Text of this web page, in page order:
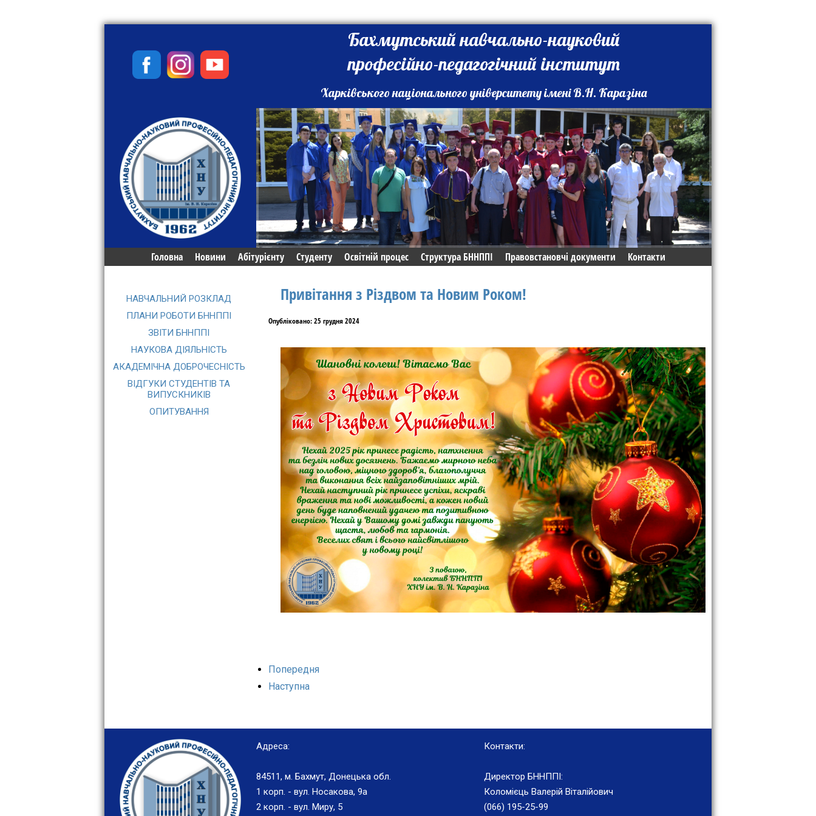
Бахмутський навчально-науковий
професійно-педагогічний інститут
Харківського національного університету імені В.Н. Каразіна
Головна Новини Абітурієнту Студенту Освітній процес Структура БННППІ Правовстановчі документи Контакти
Привітання з Різдвом та Новим Роком!
Опубліковано: 25 грудня 2024
Попередня
Наступна
НАВЧАЛЬНИЙ РОЗКЛАД
ПЛАНИ РОБОТИ БННППІ
ЗВІТИ БННППІ
НАУКОВА ДІЯЛЬНІСТЬ
АКАДЕМІЧНА ДОБРОЧЕСНІСТЬ
ВІДГУКИ СТУДЕНТІВ ТА
ВИПУСКНИКІВ
ОПИТУВАННЯ
Адреса:
84511, м. Бахмут, Донецька обл.
1 корп. - вул. Носакова, 9а
2 корп. - вул. Миру, 5
Контакти:
Директор БННППІ:
Коломієць Валерій Віталійович
(066) 195-25-99